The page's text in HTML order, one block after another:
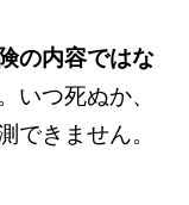
の内容ではな
いつ死ぬか、
できません。